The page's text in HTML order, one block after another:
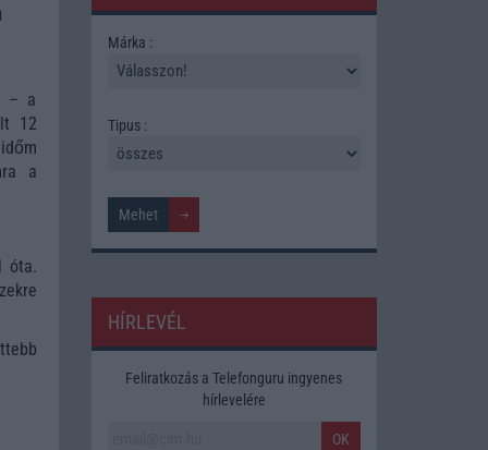
– a
12
a
óta.
Márka :
Tipus :
HÍRLEVÉL
Feliratkozás a Telefonguru ingyenes
hírlevelére
OK